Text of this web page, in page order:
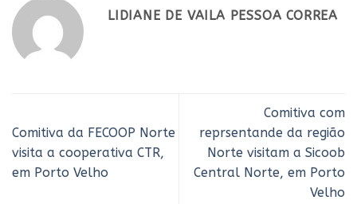
LIDIANE DE VAILA PESSOA CORREA
Comitiva da FECOOP Norte
visita a cooperativa CTR,
em Porto Velho
Comitiva com
reprsentande da região
Norte visitam a Sicoob
Central Norte, em Porto
Velho